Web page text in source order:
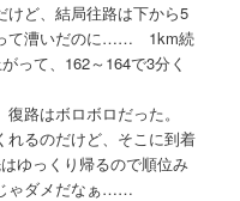
けど、結局往路は下から5
て漕いだのに…… 1km続
って、162～164で3分く
復路はボロボロだった。
れるのだけど、そこに到着
ゆっくり帰るので順位み
ゃダメだなぁ……